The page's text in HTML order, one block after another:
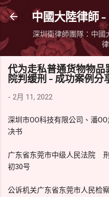
跳到
中國大陸律師
深圳衛律師團隊：中國
代为走私普通货物物品
院判缓刑 - 成功案例分
- 2月 11, 2022
深圳市OO科技有限公司、潘
决书
广东省东莞市中级人民法院
初30号
公诉机关广东省东莞市人民检